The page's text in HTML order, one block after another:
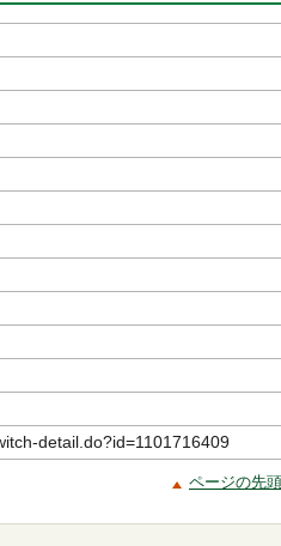
detail.do?id=1101716409
ページの先